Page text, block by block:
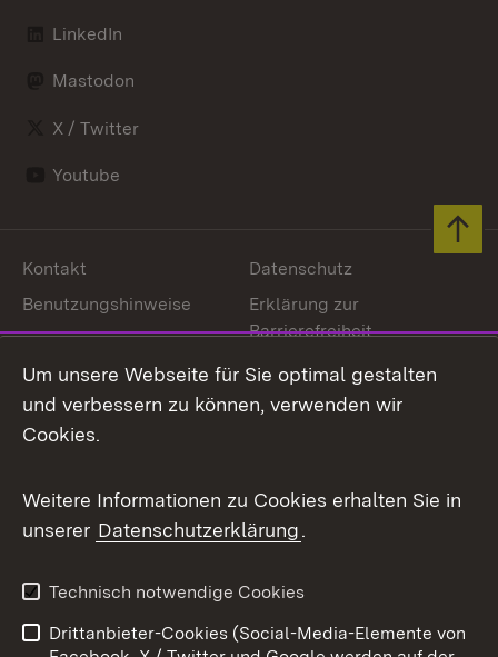
LinkedIn
Mastodon
X / Twitter
Youtube
Link zum Landesportal
Kontakt
Datenschutz
Benutzungshinweise
Erklärung zur
Barrierefreiheit
Impressum
Cookies
Um unsere Webseite für Sie optimal gestalten
und verbessern zu können, verwenden wir
Cookies.
Weitere Informationen zu Cookies erhalten Sie in
unserer Datenschutzerklärung.
Technisch notwendige Cookies
Drittanbieter-Cookies (Social-Media-Elemente von